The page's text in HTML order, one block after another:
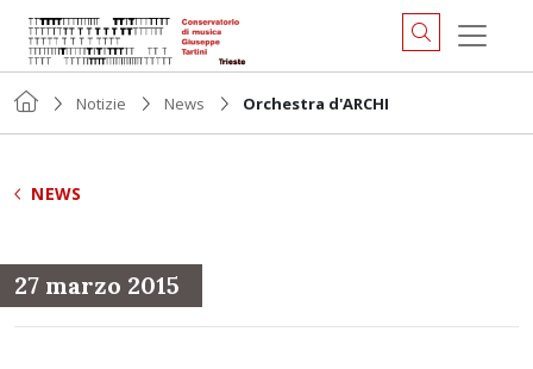
Notizie News Orchestra d'ARCHI
NEWS
27 marzo 2015